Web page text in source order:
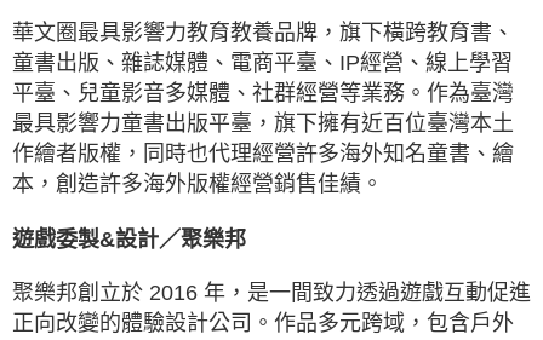
華文圈最具影響力教育教養品牌，旗下橫跨教育書、
童書出版、雜誌媒體、電商平臺、IP經營、線上學習
平臺、兒童影音多媒體、社群經營等業務。作為臺灣
最具影響力童書出版平臺，旗下擁有近百位臺灣本土
作繪者版權，同時也代理經營許多海外知名童書、繪
本，創造許多海外版權經營銷售佳績。
遊戲委製&設計／聚樂邦
聚樂邦創立於 2016 年，是一間致力透過遊戲互動促進
正向改變的體驗設計公司。作品多元跨域，包含戶外